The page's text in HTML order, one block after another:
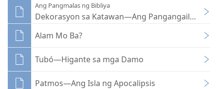
Ang Pangmalas ng Bibliya
Dekorasyon sa Katawan—Ang Pangangailangan
Alam Mo Ba?
Tubó—Higante sa mga Damo
Patmos—Ang Isla ng Apocalipsis